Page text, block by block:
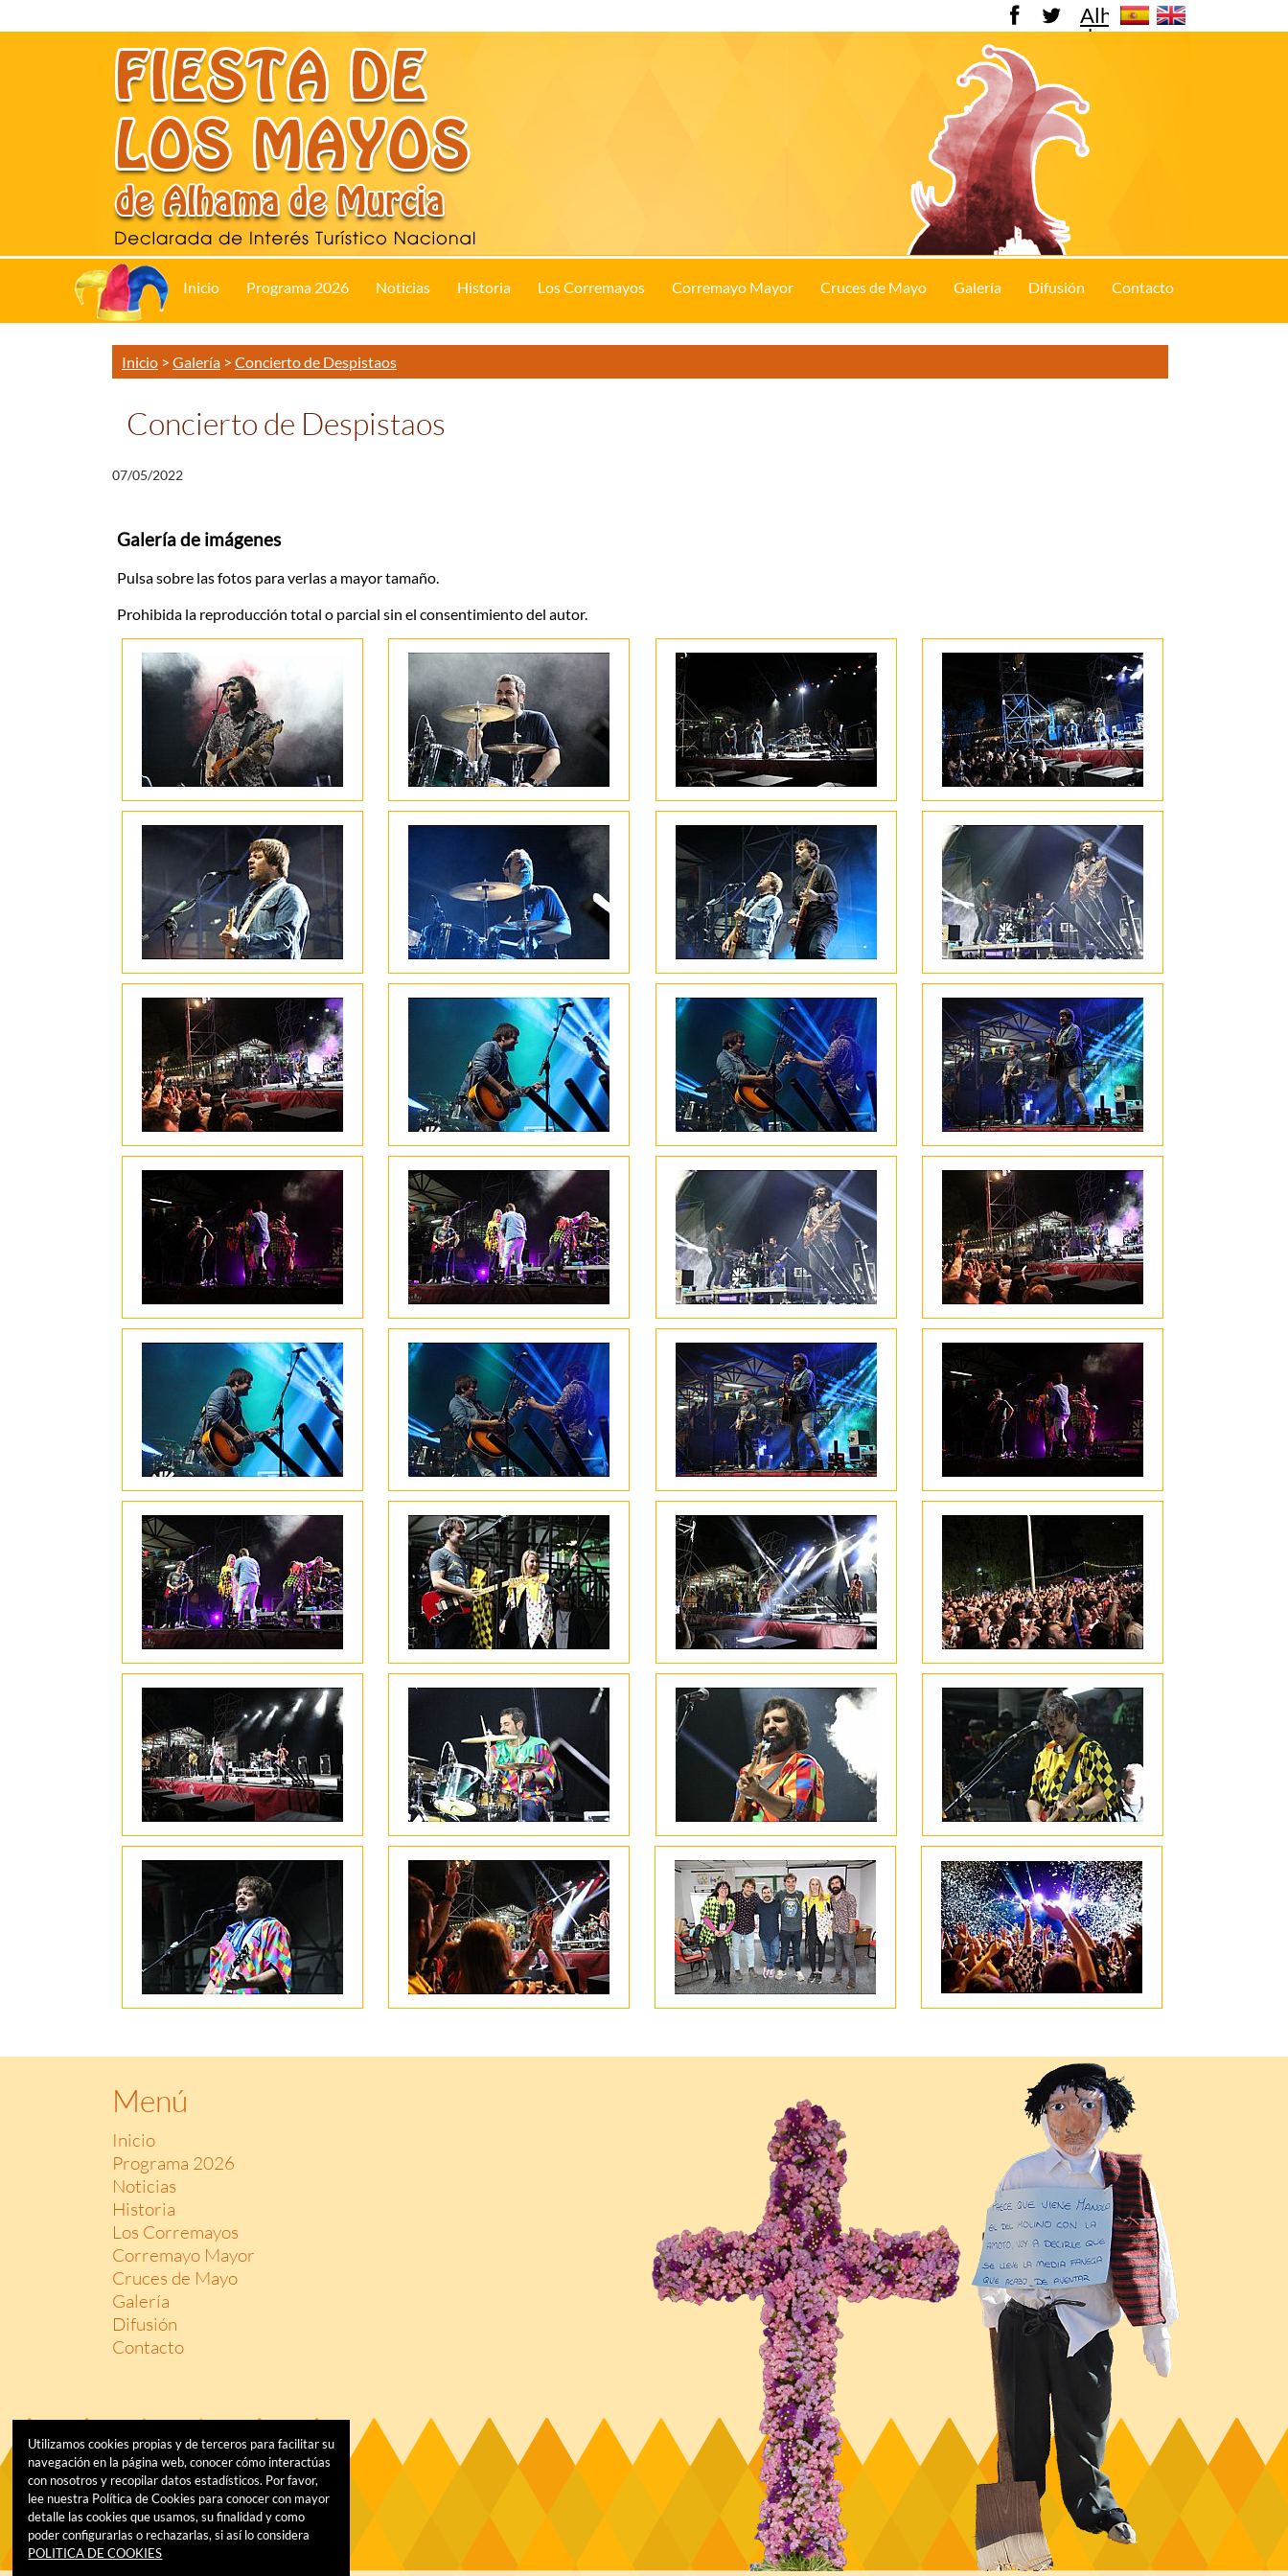
Alhama
de
Inicio Programa 2026 Noticias Historia Los Corremayos Corremayo Mayor Cruces de Mayo Galería Difusión Contacto
Inicio > Galería > Concierto de Despistaos
Concierto de Despistaos
07/05/2022
Galería de imágenes
Pulsa sobre las fotos para verlas a mayor tamaño.
Prohibida la reproducción total o parcial sin el consentimiento del autor.
Menú
Inicio
Programa 2026
Noticias
Historia
Los Corremayos
Corremayo Mayor
Cruces de Mayo
Galería
Difusión
Contacto
Utilizamos cookies propias y de terceros para facilitar su
navegación en la página web, conocer cómo interactúas
con nosotros y recopilar datos estadísticos. Por favor,
lee nuestra Política de Cookies para conocer con mayor
detalle las cookies que usamos, su finalidad y como
poder configurarlas o rechazarlas, si así lo considera
POLITICA DE COOKIES